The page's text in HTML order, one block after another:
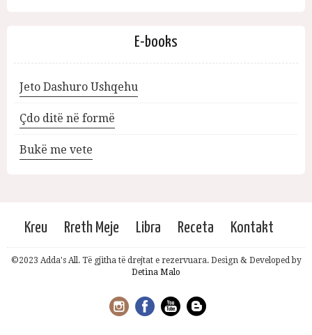
E-books
Jeto Dashuro Ushqehu
Çdo ditë në formë
Bukë me vete
Kreu Rreth Meje Libra Receta Kontakt
©2023 Adda's All. Të gjitha të drejtat e rezervuara. Design & Developed by
Detina Malo